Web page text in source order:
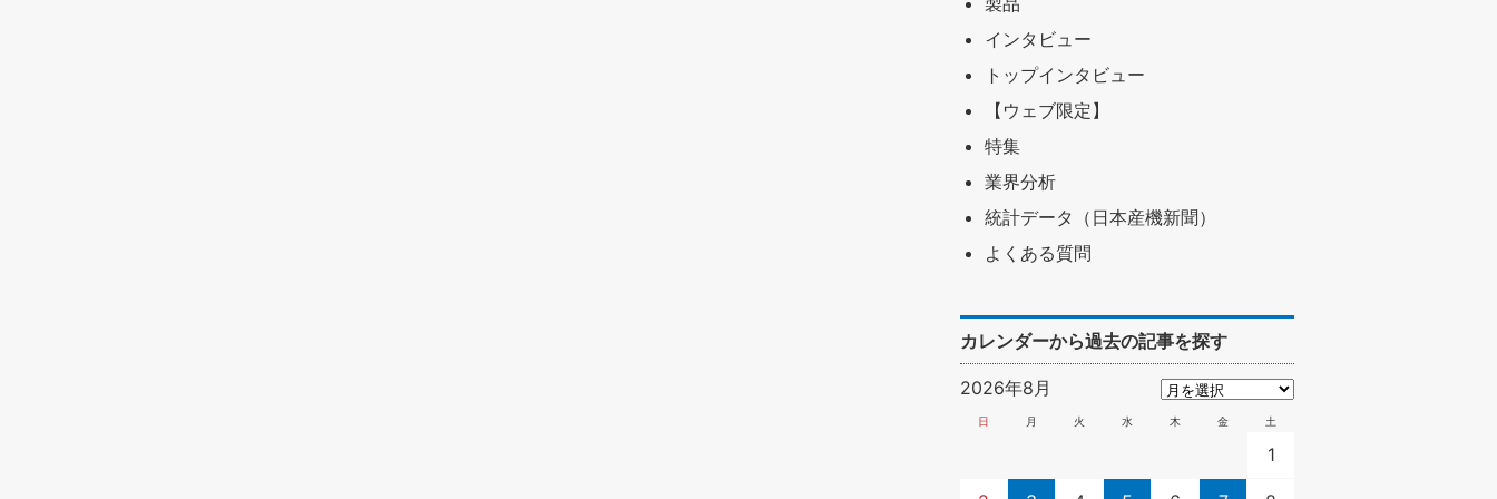
インタビュー
トップインタビュー
【ウェブ限定】
特集
業界分析
統計データ（日本産機新聞）
よくある質問
カレンダーから過去の記事を探す
2026年8月
日 月 火 水 木 金 土
1